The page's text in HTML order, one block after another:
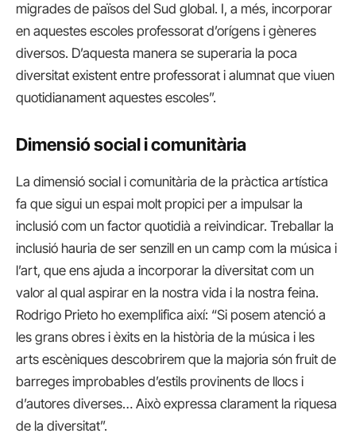
migrades de països del Sud global. I, a més, incorporar
en aquestes escoles professorat d’orígens i gèneres
diversos. D’aquesta manera se superaria la poca
diversitat existent entre professorat i alumnat que viuen
quotidianament aquestes escoles”.
Dimensió social i comunitària
La dimensió social i comunitària de la pràctica artística
fa que sigui un espai molt propici per a impulsar la
inclusió com un factor quotidià a reivindicar. Treballar la
inclusió hauria de ser senzill en un camp com la música i
l’art, que ens ajuda a incorporar la diversitat com un
valor al qual aspirar en la nostra vida i la nostra feina.
Rodrigo Prieto ho exemplifica així: “Si posem atenció a
les grans obres i èxits en la història de la música i les
arts escèniques descobrirem que la majoria són fruit de
barreges improbables d’estils provinents de llocs i
d’autores diverses… Això expressa clarament la riquesa
de la diversitat”.